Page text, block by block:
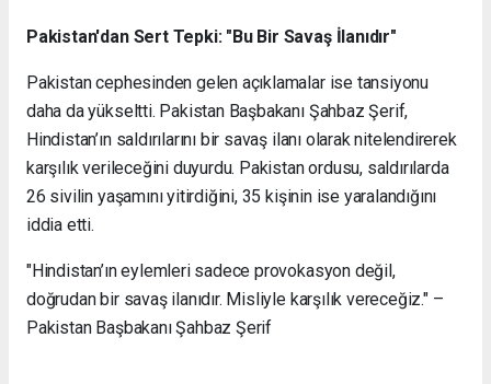
Pakistan'dan Sert Tepki: "Bu Bir Savaş İlanıdır"
Pakistan cephesinden gelen açıklamalar ise tansiyonu
daha da yükseltti. Pakistan Başbakanı Şahbaz Şerif,
Hindistan’ın saldırılarını bir savaş ilanı olarak nitelendirerek
karşılık verileceğini duyurdu. Pakistan ordusu, saldırılarda
26 sivilin yaşamını yitirdiğini, 35 kişinin ise yaralandığını
iddia etti.
"Hindistan’ın eylemleri sadece provokasyon değil,
doğrudan bir savaş ilanıdır. Misliyle karşılık vereceğiz." –
Pakistan Başbakanı Şahbaz Şerif